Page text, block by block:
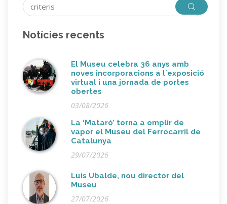
Notícies recents
El Museu celebra 36 anys amb
noves incorporacions a l´exposició
virtual i una jornada de portes
obertes
03/08/2026
La ‘Mataró’ torna a omplir de
vapor el Museu del Ferrocarril de
Catalunya
29/07/2026
Luis Ubalde, nou director del
Museu
27/07/2026